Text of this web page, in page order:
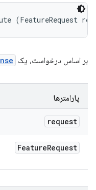
(FeatureRequest
بر اساس درخواست، یک
پارامترها
request
FeatureRequest